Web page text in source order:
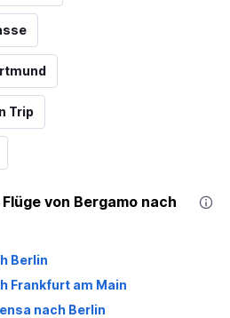
Trip
von Bergamo nach
Berlin
Frankfurt am Main
nach Berlin